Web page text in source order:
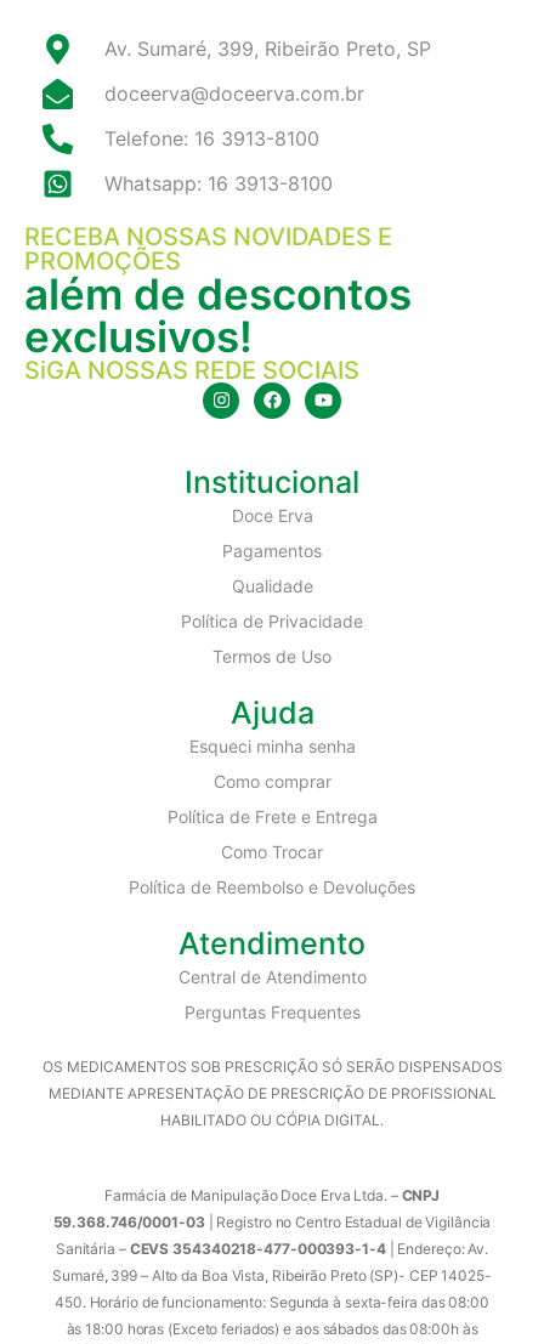
Av. Sumaré, 399, Ribeirão Preto, SP
doceerva@doceerva.com.br
Telefone: 16 3913-8100
Whatsapp: 16 3913-8100
RECEBA NOSSAS NOVIDADES E
PROMOÇÕES
além de descontos
exclusivos!
SiGA NOSSAS REDE SOCIAIS
Institucional
Doce Erva
Pagamentos
Qualidade
Política de Privacidade
Termos de Uso
Ajuda
Esqueci minha senha
Como comprar
Política de Frete e Entrega
Como Trocar
Política de Reembolso e Devoluções
Atendimento
Central de Atendimento
Perguntas Frequentes
OS MEDICAMENTOS SOB PRESCRIÇÃO SÓ SERÃO DISPENSADOS
MEDIANTE APRESENTAÇÃO DE PRESCRIÇÃO DE PROFISSIONAL
HABILITADO OU CÓPIA DIGITAL.
Farmácia de Manipulação Doce Erva Ltda. – CNPJ
59.368.746/0001-03| Registro no Centro Estadual de Vigilância
Sanitária –CEVS 354340218-477-000393-1-4| Endereço: Av.
Sumaré, 399 – Alto da Boa Vista, Ribeirão Preto (SP)- CEP 14025-
450. Horário de funcionamento: Segunda à sexta-feira das 08:00
às 18:00 horas (Exceto feriados) e aos sábados das 08:00h às